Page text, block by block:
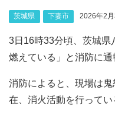
茨城県 下妻市 2026年2
3日16時33分頃、茨城県
燃えている」と消防に通
消防によると、現場は
在、消火活動を行ってい